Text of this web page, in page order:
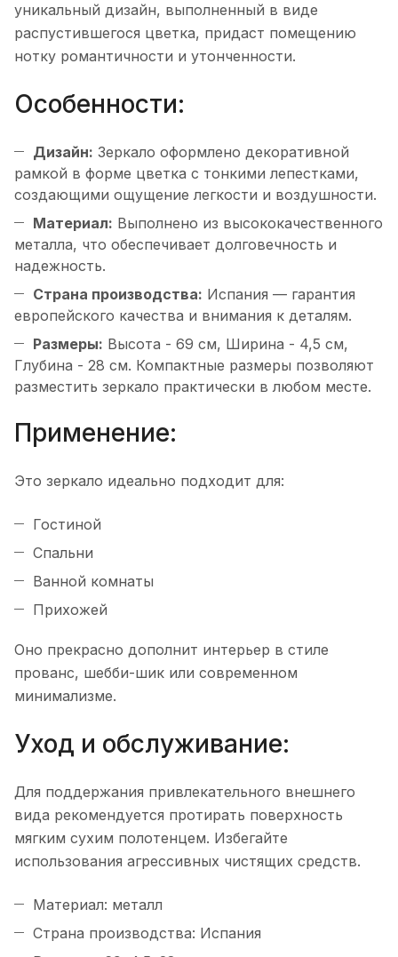
уникальный дизайн, выполненный в виде
распустившегося цветка, придаст помещению
нотку романтичности и утонченности.
Особенности:
Дизайн: Зеркало оформлено декоративной
рамкой в форме цветка с тонкими лепестками,
создающими ощущение легкости и воздушности.
Материал: Выполнено из высококачественного
металла, что обеспечивает долговечность и
надежность.
Страна производства: Испания — гарантия
европейского качества и внимания к деталям.
Размеры: Высота - 69 см, Ширина - 4,5 см,
Глубина - 28 см. Компактные размеры позволяют
разместить зеркало практически в любом месте.
Применение:
Это зеркало идеально подходит для:
Гостиной
Спальни
Ванной комнаты
Прихожей
Оно прекрасно дополнит интерьер в стиле
прованс, шебби-шик или современном
минимализме.
Уход и обслуживание:
Для поддержания привлекательного внешнего
вида рекомендуется протирать поверхность
мягким сухим полотенцем. Избегайте
использования агрессивных чистящих средств.
Материал: металл
Страна производства: Испания